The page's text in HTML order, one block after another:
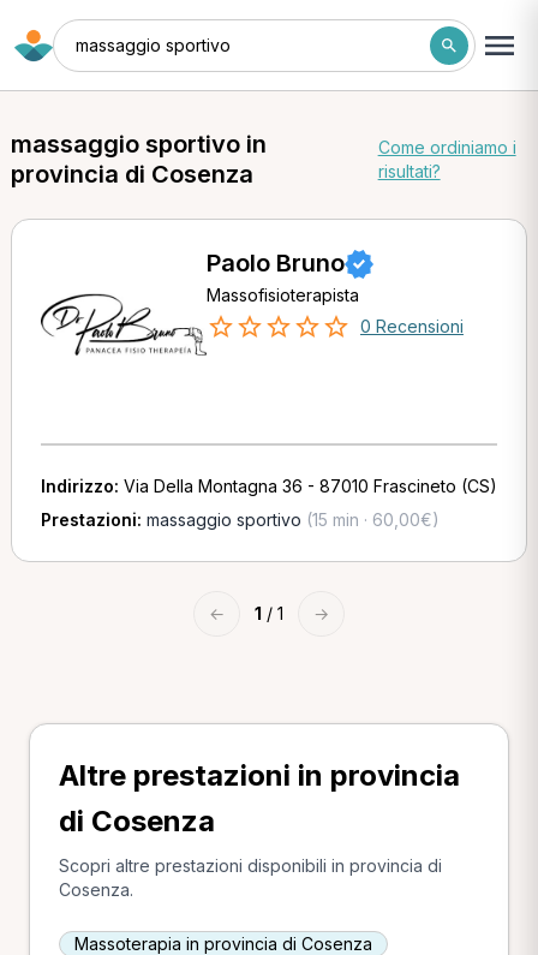
massaggio sportivo
massaggio sportivo in
provincia di Cosenza
Come ordiniamo i
risultati?
Paolo Bruno
Massofisioterapista
0 Recensioni
Indirizzo: Via Della Montagna 36 - 87010 Frascineto (CS)
Prestazioni: massaggio sportivo (15 min · 60,00€)
← 1 / 1 →
Altre prestazioni in provincia
di Cosenza
Scopri altre prestazioni disponibili in provincia di
Cosenza.
Massoterapia in provincia di Cosenza